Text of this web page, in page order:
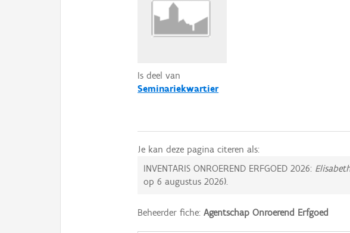
Is deel van
Seminariekwartier
Je kan deze pagina citeren als:
INVENTARIS ONROEREND ERFGOED 2026:
op6 augustus 2026).
Beheerder fiche:Agentschap Onroerend Erfgoed